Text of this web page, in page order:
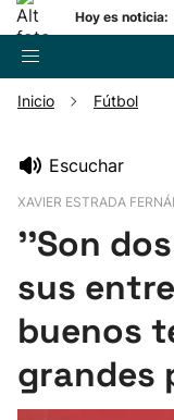
Hoy es noticia:
Pelota
Remo
Baloncesto
Inicio Fútbol
Escuchar
XAVIER ESTRADA
''Son
sus
buenos
grandes